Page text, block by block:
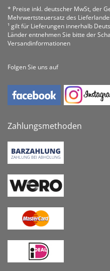
* Preise inkl. deutscher MwSt, der
Mehrwertsteuersatz des
¹ gilt für Lieferungen innerhalb
Länder entnehmen Sie bitte der
Versandinformationen
Folgen Sie uns auf
Zahlungsmethoden